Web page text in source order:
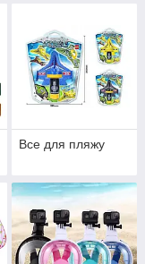
Все для пляжу